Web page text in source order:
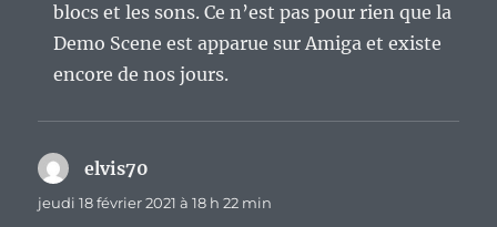
blocs et les sons. Ce n’est pas pour rien que la
Demo Scene est apparue sur Amiga et existe
encore de nos jours.
elvis70
jeudi 18 février 2021 à 18 h 22 min